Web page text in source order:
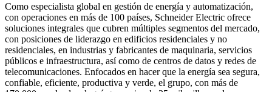
Como especialista global en gestión de energía y automatización,
con operaciones en más de 100 países, Schneider Electric ofrece
soluciones integrales que cubren múltiples segmentos del mercado,
con posiciones de liderazgo en edificios residenciales y no
residenciales, en industrias y fabricantes de maquinaria, servicios
públicos e infraestructura, así como de centros de datos y redes de
telecomunicaciones. Enfocados en hacer que la energía sea segura,
confiable, eficiente, productiva y verde, el grupo, con más de